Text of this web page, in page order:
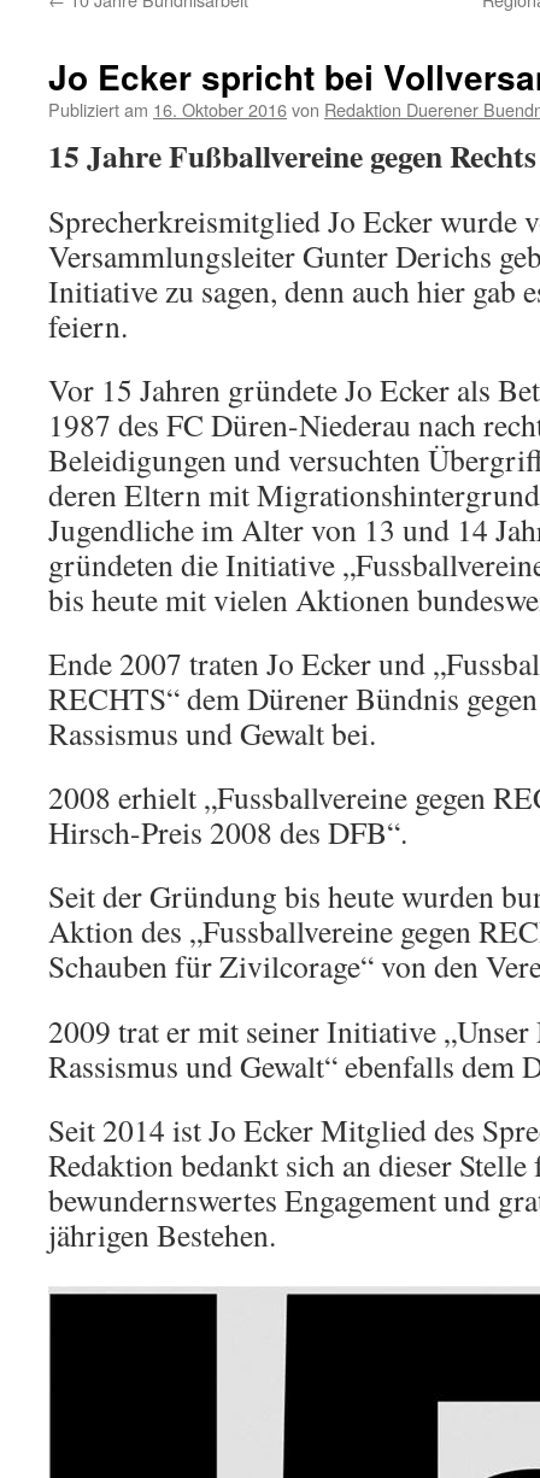
Jo Ecker spricht bei
Publiziert am 16. Oktober 2016von Redaktion Duerener
15 Jahre Fußballvereine gegen Rechts
Sprecherkreismitglied Jo Ecker wurde
Versammlungsleiter Gunter Derichs
Initiative zu sagen, denn auch hier gab
feiern.
Vor 15 Jahren gründete Jo Ecker als
1987 des FC Düren-Niederau nach
Beleidigungen und versuchten
deren Eltern mit
Jugendliche im Alter von 13 und 14
gründeten die Initiative
bis heute mit vielen Aktionen
Ende 2007 traten Jo Ecker und
RECHTS“ dem Dürener Bündnis
Rassismus und Gewalt bei.
2008 erhielt „Fussballvereine gegen
Hirsch-Preis 2008 des DFB“.
Seit der Gründung bis heute wurden
Aktion des „Fussballvereine gegen
Schauben für Zivilcorage“ von den
2009 trat er mit seiner Initiative „Unser
Rassismus und Gewalt“ ebenfalls dem
Seit 2014 ist Jo Ecker Mitglied des
Redaktion bedankt sich an dieser Stelle
bewundernswertes Engagement und
jährigen Bestehen.